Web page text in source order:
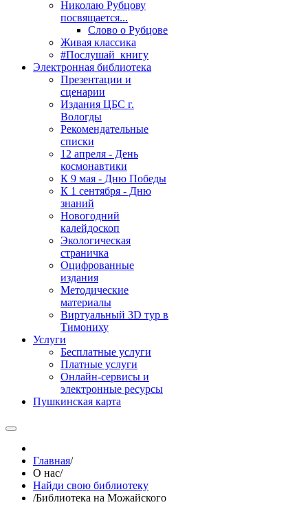
Николаю Рубцову
посвящается...
Слово о Рубцове
Живая классика
#Послушай_книгу
Электронная библиотека
Презентации и
сценарии
Издания ЦБС г.
Вологды
Рекомендательные
списки
12 апреля - День
космонавтики
К 9 мая - Дню Победы
К 1 сентября - Дню
знаний
Новогодний
калейдоскоп
Экологическая
страничка
Оцифрованные
издания
Методические
материалы
Виртуальный 3D тур в
Тимониху
Услуги
Бесплатные услуги
Платные услуги
Онлайн-сервисы и
электронные ресурсы
Пушкинская карта
Главная/
О нас/
Найди свою библиотеку
/Библиотека на Можайского